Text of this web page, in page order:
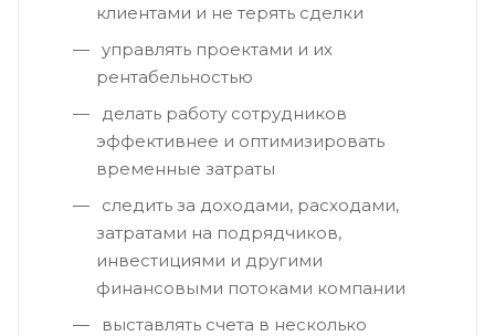
клиентами и не терять сделки
управлять проектами и их
рентабельностью
делать работу сотрудников
эффективнее и оптимизировать
временные затраты
следить за доходами, расходами,
затратами на подрядчиков,
инвестициями и другими
финансовыми потоками компании
выставлять счета в несколько